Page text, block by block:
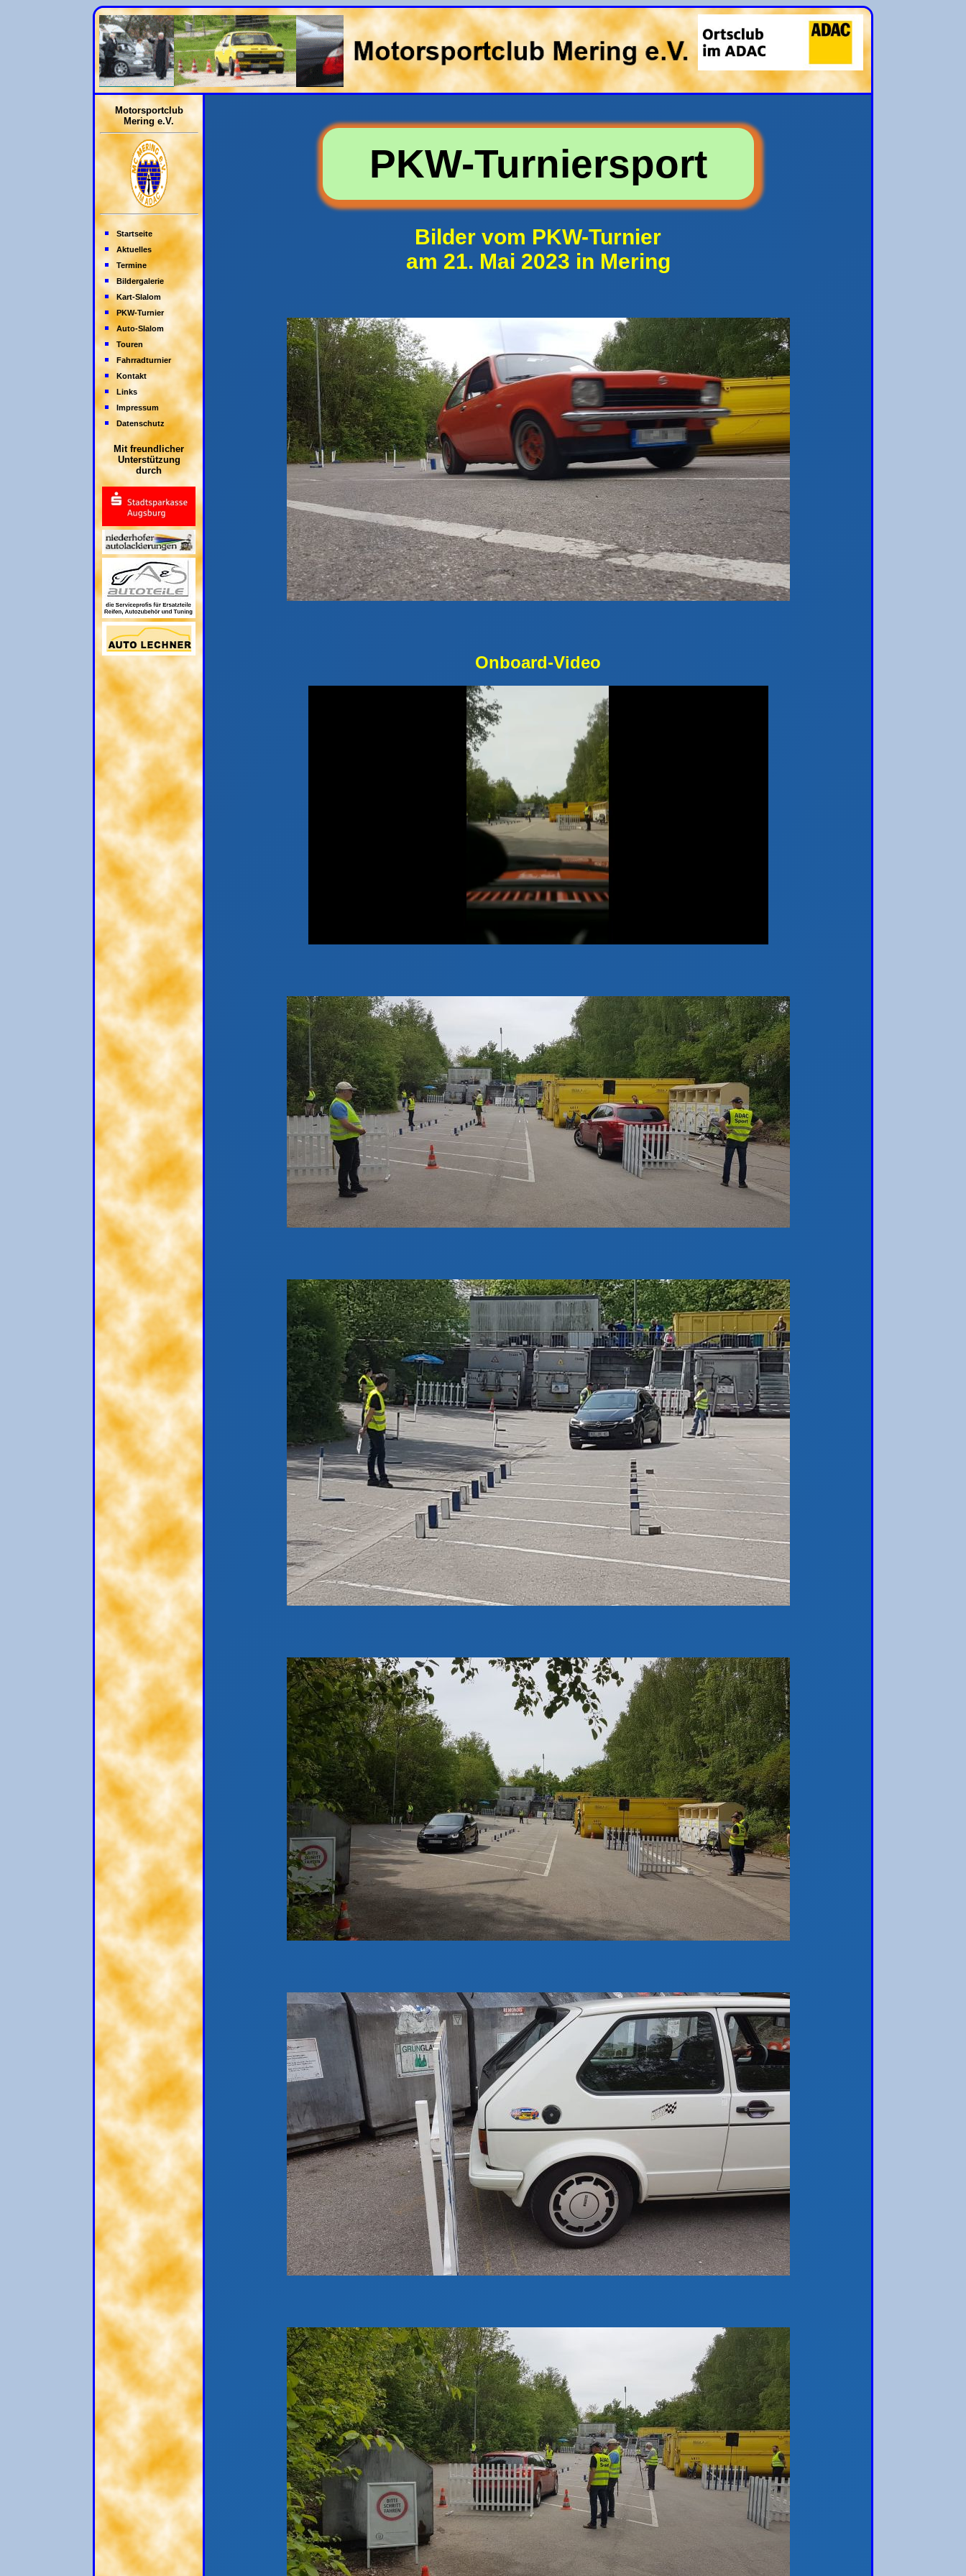
Motorsportclub
Mering e.V.
Startseite
Aktuelles
Termine
Bildergalerie
Kart-Slalom
PKW-Turnier
Auto-Slalom
Touren
Fahrradturnier
Kontakt
Links
Impressum
Datenschutz
Mit freundlicher
Unterstützung
durch
PKW-Turniersport
Bilder vom PKW-Turnier
am 21. Mai 2023 in Mering
Onboard-Video